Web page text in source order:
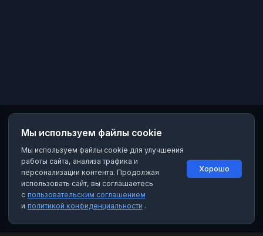
Мы используем файлы cookie
Мы используем файлы cookie для улучшения
работы сайта, анализа трафика и
персонализации контента. Продолжая
использовать сайт, вы соглашаетесь
с пользовательским соглашением
и политикой конфиденциальности .
Хорошо